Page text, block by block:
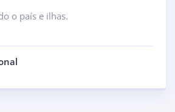
o país e ilhas.